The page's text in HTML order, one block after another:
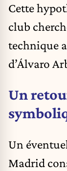
Cette
club
technique
d’Álvaro
Un
Un
Madrid